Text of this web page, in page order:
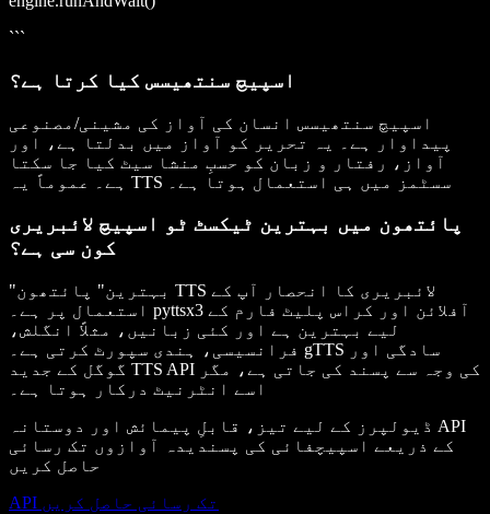
```
اسپیچ سنتھیسس کیا کرتا ہے؟
اسپیچ سنتھیسس انسان کی آواز کی مشینی/مصنوعی
پیداوار ہے۔ یہ تحریر کو آواز میں بدلتا ہے، اور
آواز، رفتار و زبان کو حسبِ منشا سیٹ کیا جا سکتا
ہے۔ عموماً یہ TTS سسٹمز میں ہی استعمال ہوتا ہے۔
پائتھون میں بہترین ٹیکسٹ ٹو اسپیچ لائبریری
کون سی ہے؟
"بہترین" پائتھون TTS لائبریری کا انحصار آپ کے
pyttsx3
لیے بہترین ہے اور کئی زبانیں، مثلاً انگلش،
gTTS
گوگل کے جدید TTS API کی وجہ سے پسند کی جاتی ہے، مگر
اسے انٹرنیٹ درکار ہوتا ہے۔
ڈیولپرز کے لیے تیز، قابلِ پیمائش اور دوستانہ API
کے ذریعے اسپیچفائی کی پسندیدہ آوازوں تک رسائی
حاصل کریں
API تک رسائی حاصل کریں